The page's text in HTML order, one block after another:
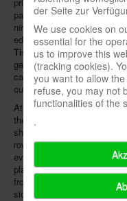
partnerGigamicin
nimmt!creatorWolfgang
editorUwe Mölteras well
Tisch. The judges vetted
gameplay, variety,
card has been
currentspielbox issue 4/20
At the start of the game,
the left of the card with the
shows an even or odd
row in front of which the
even or odd numbers,
player takes any row, the
front of one of the other
side.
der Seite zur
We use cookies on
essential for the
us to improve this
(tracking cookies).
you want to allow
refuse, you may not
functionalities of the
.